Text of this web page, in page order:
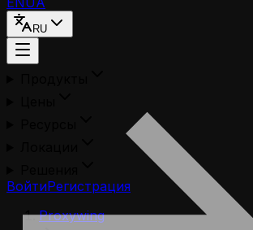
RU
ВойтиРегистрация
Proxywing